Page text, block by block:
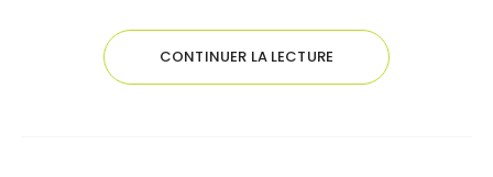
CONTINUER LA LECTURE